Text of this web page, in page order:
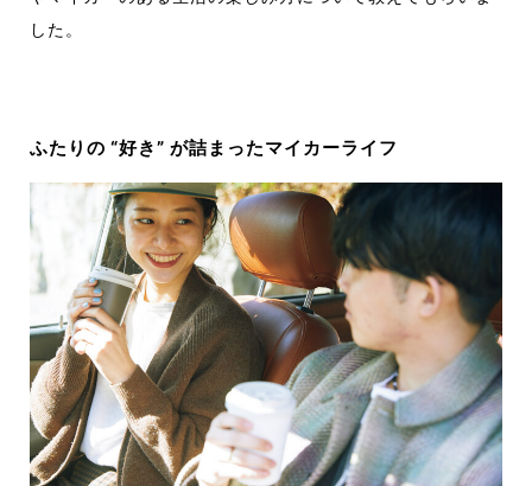
した。
ふたりの “好き” が詰まったマイカーライフ